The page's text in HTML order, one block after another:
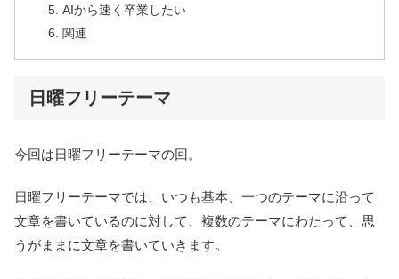
AIから速く卒業したい
関連
日曜フリーテーマ
今回は日曜フリーテーマの回。
日曜フリーテーマでは、いつも基本、一つのテーマに沿って
文章を書いているのに対して、複数のテーマにわたって、思
うがままに文章を書いていきます。